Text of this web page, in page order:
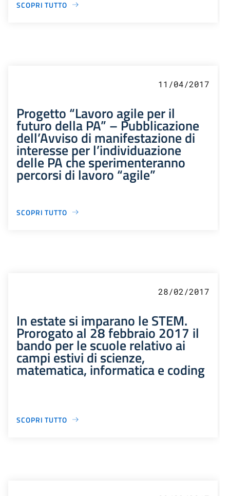
SCOPRI TUTTO
11/04/2017
Progetto “Lavoro agile per il
futuro della PA” – Pubblicazione
dell’Avviso di manifestazione di
interesse per l’individuazione
delle PA che sperimenteranno
percorsi di lavoro “agile”
SCOPRI TUTTO
28/02/2017
In estate si imparano le STEM.
Prorogato al 28 febbraio 2017 il
bando per le scuole relativo ai
campi estivi di scienze,
matematica, informatica e coding
SCOPRI TUTTO